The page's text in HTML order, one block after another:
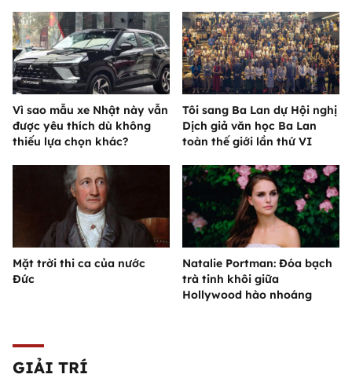
Vì sao mẫu xe Nhật này vẫn
được yêu thích dù không
thiếu lựa chọn khác?
Tôi sang Ba Lan dự Hội nghị
Dịch giả văn học Ba Lan
toàn thế giới lần thứ VI
Mặt trời thi ca của nước
Đức
Natalie Portman: Đóa bạch
trà tinh khôi giữa
Hollywood hào nhoáng
GIẢI TRÍ